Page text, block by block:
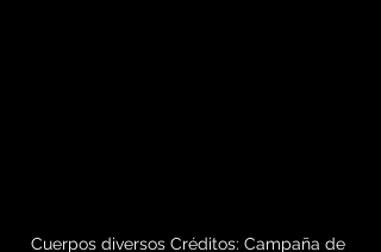
Cuerpos diversos Créditos: Campaña de